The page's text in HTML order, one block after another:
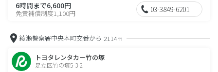
6時間まで6,600円
免責補償制度1,100円 03-3849-6201
綾瀬警察署中央本町交番から 2114m
トヨタレンタカー竹の塚
足立区竹の塚5-3-2